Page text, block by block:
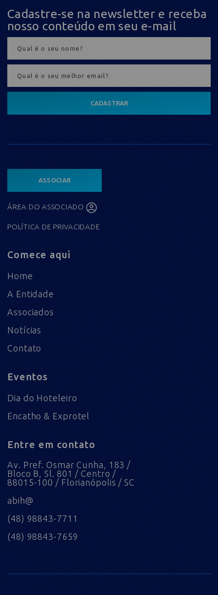
Cadastre-se na newsletter e receba
nosso conteúdo em seu e-mail
CADASTRAR
ASSOCIAR
ÁREA DO ASSOCIADO
POLÍTICA DE PRIVACIDADE
Comece aqui
Home
A Entidade
Associados
Notícias
Contato
Eventos
Dia do Hoteleiro
Encatho & Exprotel
Entre em contato
Av. Pref. Osmar Cunha, 183 /
Bloco B, Sl. 801 / Centro /
88015-100 / Florianópolis / SC
abih@
(48) 98843-7711
(48) 98843-7659